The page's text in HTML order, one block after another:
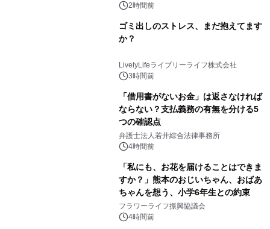
2時間前
ゴミ出しのストレス、まだ抱えてます
か？
LivelyLifeライブリーライフ株式会社
3時間前
「借用書がないお金」は返さなければ
ならない？支払義務の有無を分ける5
つの確認点
弁護士法人若井綜合法律事務所
4時間前
「私にも、お花を届けることはできま
すか？」熊本のおじいちゃん、おばあ
ちゃんを想う、小学6年生との約束
フラワーライフ振興協議会
4時間前